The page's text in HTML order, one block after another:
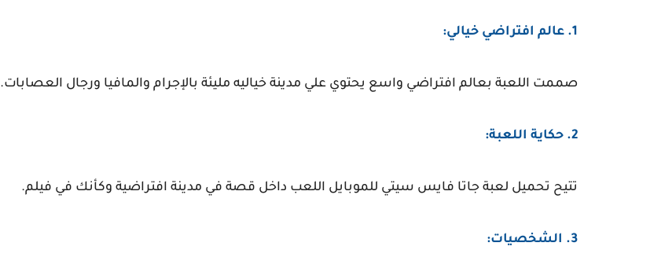
1. عالم افتراضي خيالي:
صممت اللعبة بعالم افتراضي واسع يحتوي علي مدينة خياليه مليئة بالإجرام والمافيا ورجال العصابات.
2. حكاية اللعبة:
تتيح تحميل لعبة جاتا فايس سيتي للموبايل اللعب داخل قصة في مدينة افتراضية وكأنك في فيلم.
3. الشخصيات: